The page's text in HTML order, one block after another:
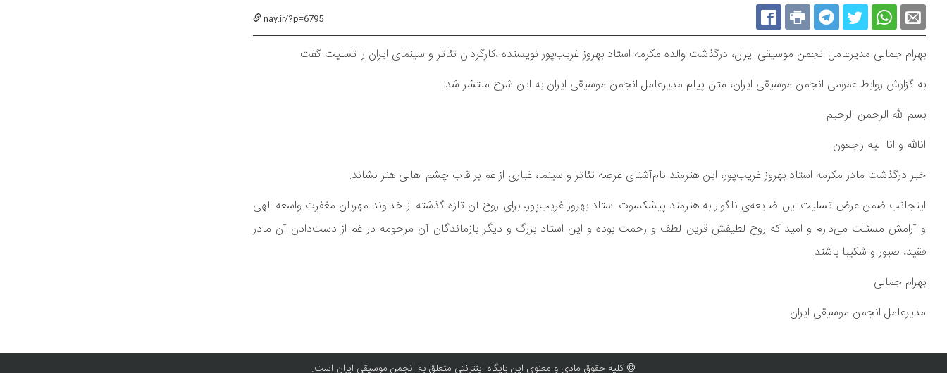
nay.ir/?p=6795
بهرام جمالی مدیرعامل انجمن موسیقی ایران، درگذشت والده مکرمه استاد بهروز غریب‌پور نویسنده ،کارگردان تئاتر و سینمای ایران را تسلیت گفت.
به گزارش روابط عمومی انجمن موسیقی ایران، متن پیام مدیرعامل انجمن موسیقی ایران به این شرح منتشر شد:
بسم الله الرحمن الرحیم
انالله و انا الیه راجعون
خبر درگذشت مادر مکرمه استاد بهروز غریب‌پور، این هنرمند نام‌آشنای عرصه تئاتر و سینما، غباری از غم بر قاب چشم اهالی هنر نشاند.
اینجانب ضمن عرض تسلیت این ضایعه‌ی ناگوار به هنرمند پیشکسوت استاد بهروز غریب‌پور، برای روح آن تازه گذشته از خداوند مهربان مغفرت واسعه الهی
و آرامش مسئلت می‌دارم و امید که روح لطیفش قرین لطف و رحمت بوده و این استاد بزرگ و دیگر بازماندگان آن مرحومه در غم از دست‌دادن آن مادر
فقید، صبور و شکیبا باشند.
بهرام جمالی
مدیرعامل انجمن موسیقی ایران
© کلیه حقوق مادی و معنوی این پایگاه اینترنتی متعلق به انجمن موسیقی ایران است.